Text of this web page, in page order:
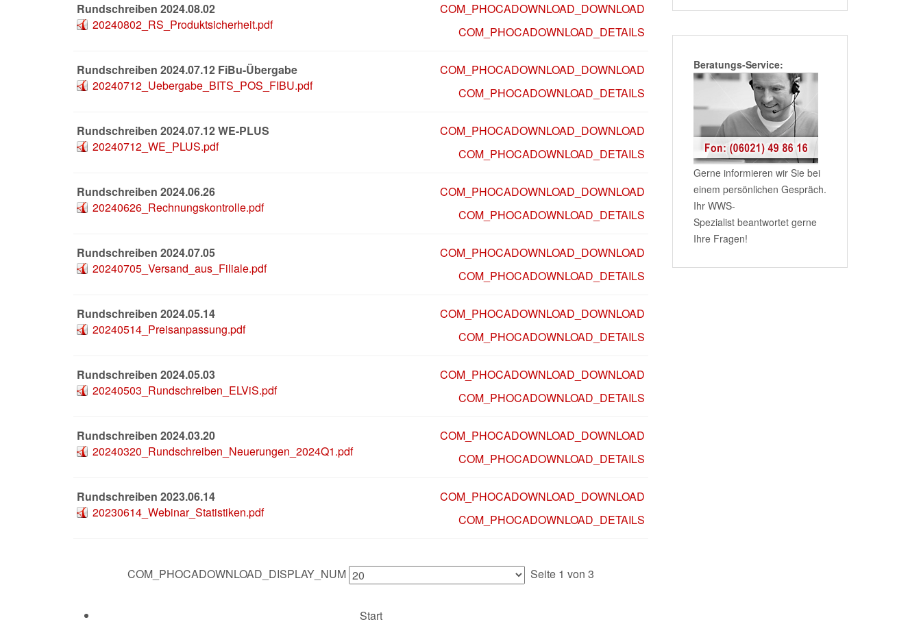
Rundschreiben 2024.08.02
20240802_RS_Produktsicherheit.pdf
COM_PHOCADOWNLOAD_DOWNLOAD
COM_PHOCADOWNLOAD_DETAILS
Rundschreiben 2024.07.12 FiBu-Übergabe
20240712_Uebergabe_BITS_POS_FIBU.pdf
COM_PHOCADOWNLOAD_DOWNLOAD
COM_PHOCADOWNLOAD_DETAILS
Rundschreiben 2024.07.12 WE-PLUS
20240712_WE_PLUS.pdf
COM_PHOCADOWNLOAD_DOWNLOAD
COM_PHOCADOWNLOAD_DETAILS
Rundschreiben 2024.06.26
20240626_Rechnungskontrolle.pdf
COM_PHOCADOWNLOAD_DOWNLOAD
COM_PHOCADOWNLOAD_DETAILS
Rundschreiben 2024.07.05
20240705_Versand_aus_Filiale.pdf
COM_PHOCADOWNLOAD_DOWNLOAD
COM_PHOCADOWNLOAD_DETAILS
Rundschreiben 2024.05.14
20240514_Preisanpassung.pdf
COM_PHOCADOWNLOAD_DOWNLOAD
COM_PHOCADOWNLOAD_DETAILS
Rundschreiben 2024.05.03
20240503_Rundschreiben_ELViS.pdf
COM_PHOCADOWNLOAD_DOWNLOAD
COM_PHOCADOWNLOAD_DETAILS
Rundschreiben 2024.03.20
20240320_Rundschreiben_Neuerungen_2024Q1.pdf
COM_PHOCADOWNLOAD_DOWNLOAD
COM_PHOCADOWNLOAD_DETAILS
Rundschreiben 2023.06.14
20230614_Webinar_Statistiken.pdf
COM_PHOCADOWNLOAD_DOWNLOAD
COM_PHOCADOWNLOAD_DETAILS
COM_PHOCADOWNLOAD_DISPLAY_NUM Seite 1 von 3
Start
Beratungs-Service:
Gerne informieren wir Sie bei
einem persönlichen Gespräch.
Ihr WWS-
Spezialist beantwortet gerne
Ihre Fragen!